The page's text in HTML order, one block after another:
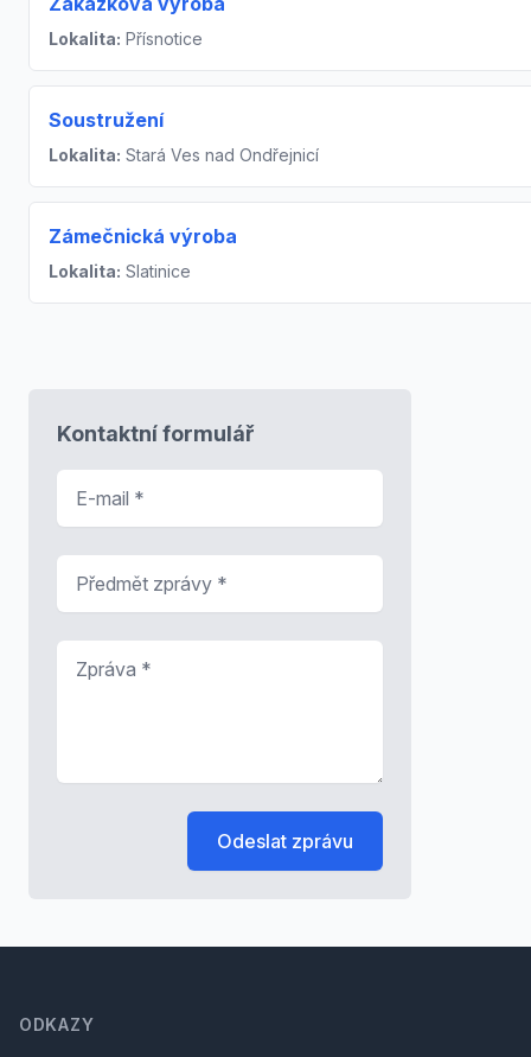
Lokalita: Přísnotice
Soustružení
Lokalita: Stará Ves nad Ondřejnicí
Zámečnická výroba
Lokalita: Slatinice
Kontaktní formulář
Odeslat zprávu
ODKAZY